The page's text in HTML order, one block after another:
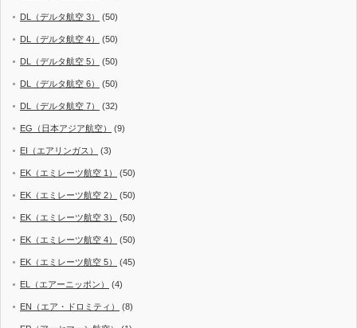
DL（デルタ航空 3） (50)
DL（デルタ航空 4） (50)
DL（デルタ航空 5） (50)
DL（デルタ航空 6） (50)
DL（デルタ航空 7） (32)
EG（日本アジア航空） (9)
EI（エアリンガス） (3)
EK（エミレーツ航空 1） (50)
EK（エミレーツ航空 2） (50)
EK（エミレーツ航空 3） (50)
EK（エミレーツ航空 4） (50)
EK（エミレーツ航空 5） (45)
EL（エアーニッポン） (4)
EN（エア・ドロミティ） (8)